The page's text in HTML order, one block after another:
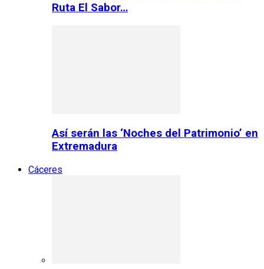
Ruta El Sabor…
Así serán las ‘Noches del Patrimonio’ en
Extremadura
Cáceres